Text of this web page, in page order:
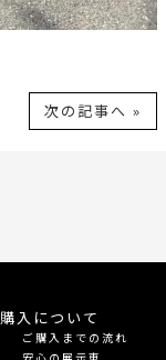
次の記事へ »
購入について
ご購入までの流れ